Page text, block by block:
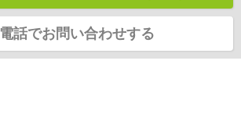
電話でお問い合わせする